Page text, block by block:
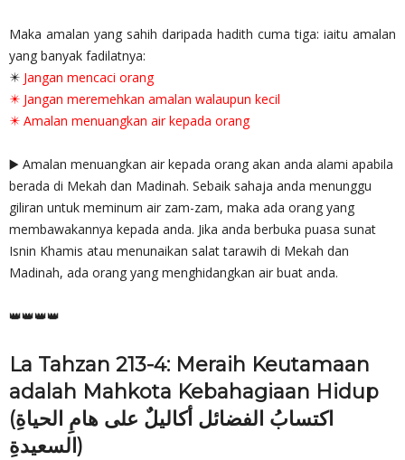
Maka amalan yang sahih daripada hadith cuma tiga: iaitu amalan
yang banyak fadilatnya:
✴️ Jangan mencaci orang
✴️ Jangan meremehkan amalan walaupun kecil
✴️ Amalan menuangkan air kepada orang
▶️ Amalan menuangkan air kepada orang akan anda alami apabila
berada di Mekah dan Madinah. Sebaik sahaja anda menunggu
giliran untuk meminum air zam-zam, maka ada orang yang
membawakannya kepada anda. Jika anda berbuka puasa sunat
Isnin Khamis atau menunaikan salat tarawih di Mekah dan
Madinah, ada orang yang menghidangkan air buat anda.
👑👑👑👑
La Tahzan 213-4: Meraih Keutamaan
adalah Mahkota Kebahagiaan Hidup
(اكتسابُ الفضائل أكاليلٌ على هامِ الحياةِ
السعيدةِ)